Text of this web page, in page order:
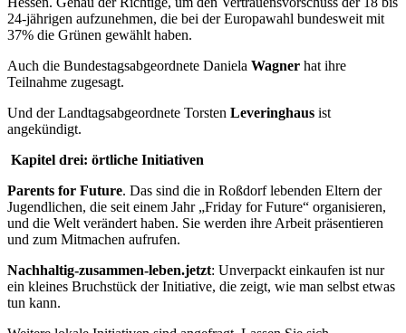
24-jährigen aufzunehmen, die bei der Europawahl bundesweit mit
37% die Grünen gewählt haben.
Auch die Bundestagsabgeordnete Daniela Wagner hat ihre
Teilnahme zugesagt.
Und der Landtagsabgeordnete Torsten Leveringhaus ist
angekündigt.
Kapitel drei: örtliche Initiativen
Parents for Future. Das sind die in Roßdorf lebenden Eltern der
Jugendlichen, die seit einem Jahr „Friday for Future“ organisieren,
und die Welt verändert haben. Sie werden ihre Arbeit präsentieren
und zum Mitmachen aufrufen.
Nachhaltig-zusammen-leben.jetzt: Unverpackt einkaufen ist nur
ein kleines Bruchstück der Initiative, die zeigt, wie man selbst etwas
tun kann.